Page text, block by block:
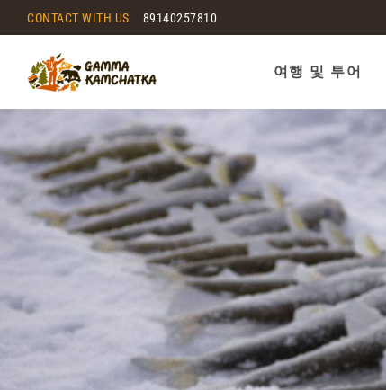
CONTACT WITH US 89140257810
여행 및 투어